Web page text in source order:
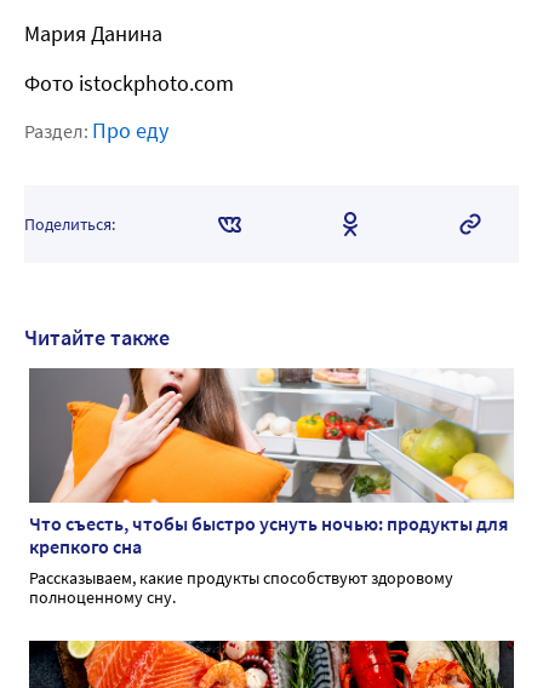
Мария Данина
Фото istockphoto.com
Раздел: Про еду
Поделиться:
Читайте также
Что съесть, чтобы быстро уснуть ночью: продукты для
крепкого сна
Рассказываем, какие продукты способствуют здоровому
полноценному сну.